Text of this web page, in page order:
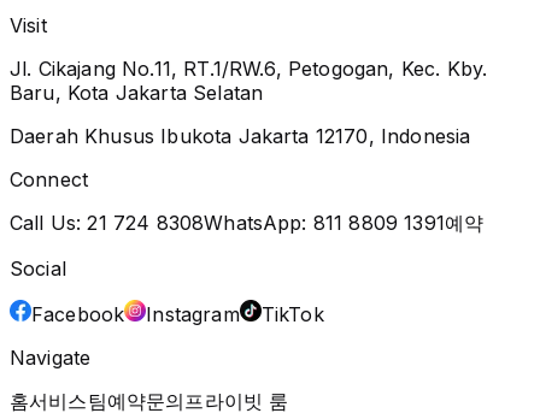
Visit
Jl. Cikajang No.11, RT.1/RW.6, Petogogan, Kec. Kby.
Baru, Kota Jakarta Selatan
Daerah Khusus Ibukota Jakarta 12170, Indonesia
Connect
Call Us:21 724 8308WhatsApp: 811 8809 1391예약
Social
Facebook
Instagram
TikTok
Navigate
홈서비스팀예약문의 프라이빗 룸